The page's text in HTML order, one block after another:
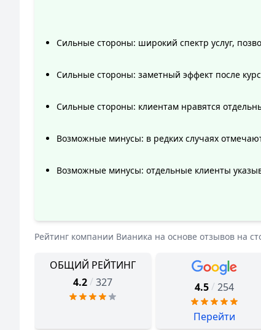
Сильные стороны: широкий спектр услуг,
Сильные стороны: заметный эффект после
Сильные стороны: клиентам нравятся
Возможные минусы: в редких случаях
Возможные минусы: отдельные клиенты
Рейтинг компании Вианика на основе отзывов на
ОБЩИЙ РЕЙТИНГ
4.2 / 327 4.5 / 254
Перейти